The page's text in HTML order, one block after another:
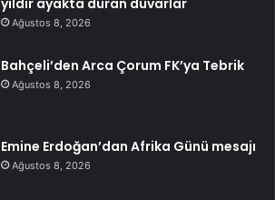
yıldır ayakta duran duvarlar
Ağustos 8, 2026
Bahçeli’den Arca Çorum FK’ya Tebrik
Ağustos 8, 2026
Emine Erdoğan’dan Afrika Günü mesajı
Ağustos 8, 2026